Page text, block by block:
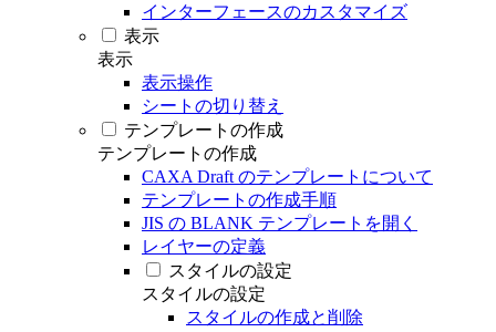
インターフェースのカスタマイズ
表示
表示
表示操作
シートの切り替え
テンプレートの作成
テンプレートの作成
CAXA Draft のテンプレートについて
テンプレートの作成手順
JIS の BLANK テンプレートを開く
レイヤーの定義
スタイルの設定
スタイルの設定
スタイルの作成と削除